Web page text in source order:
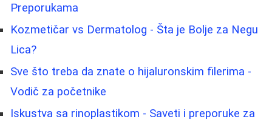
Preporukama
Kozmetičar vs Dermatolog - Šta je Bolje za Negu
Lica?
Sve što treba da znate o hijaluronskim filerima -
Vodič za početnike
Iskustva sa rinoplastikom - Saveti i preporuke za